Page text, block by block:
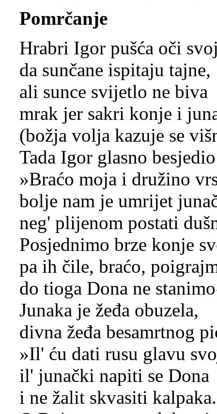
Pomrčanje
Hrabri Igor pušća oči
da sunčane ispitaju tajne,
ali sunce svijetlo ne biva
mrak jer sakri konje i
(božja volja kazuje se
Tada Igor glasno
»Braćo moja i družino
bolje nam je umrijet
neg' plijenom postati
Posjednimo brze konje
pa ih čile, braćo,
do tioga Dona ne
Junaka je žeđa obuzela,
divna žeđa besamrtnog
»Il' ću dati rusu glavu
il' junački napiti se Dona
i ne žalit skvasiti